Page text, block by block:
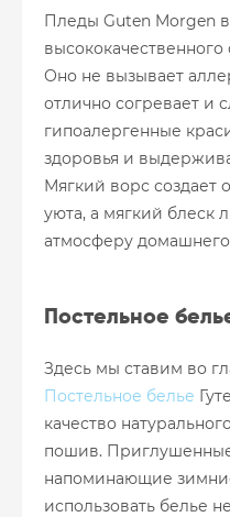
Пледы Guten Morgen
высококачественного
Оно не вызывает
отлично согревает и
гипоалергенные
здоровья и
Мягкий ворс создает
уюта, а мягкий блеск
атмосферу
Постельное
Здесь мы ставим во
Постельное белье
качество
пошив.
напоминающие
использовать белье